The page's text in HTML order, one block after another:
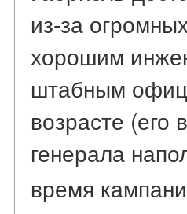
из-за
хорошим
штабным
возрасте
генерала
время